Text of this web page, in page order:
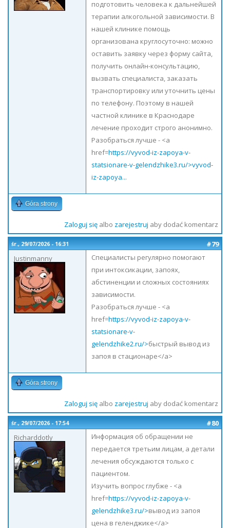
подготовить человека к дальнейшей
терапии алкогольной зависимости. В
нашей клинике помощь
организована круглосуточно: можно
оставить заявку через форму сайта,
получить онлайн-консультацию,
вызвать специалиста, заказать
транспортировку или уточнить цены
по телефону. Поэтому в нашей
частной клинике в Краснодаре
лечение проходит строго анонимно.
Разобраться лучше - <a
href=https://vyvod-iz-zapoya-v-
statsionare-v-gelendzhike3.ru/>vyvod-
iz-zapoya...
Góra strony
Zaloguj sięalbo zarejestruj aby dodać komentarz
śr., 29/07/2026 - 16:31
#79
Justinmanny
Специалисты регулярно помогают
при интоксикации, запоях,
абстиненции и сложных состояниях
зависимости.
Разобраться лучше - <a
href=https://vyvod-iz-zapoya-v-
statsionare-v-
gelendzhike2.ru/>быстрый вывод из
запоя в стационаре</a>
Góra strony
Zaloguj sięalbo zarejestruj aby dodać komentarz
śr., 29/07/2026 - 17:54
#80
Richarddotly
Информация об обращении не
передается третьим лицам, а детали
лечения обсуждаются только с
пациентом.
Изучить вопрос глубже - <a
href=https://vyvod-iz-zapoya-v-
gelendzhike3.ru/>вывод из запоя
цена в геленджике</a>